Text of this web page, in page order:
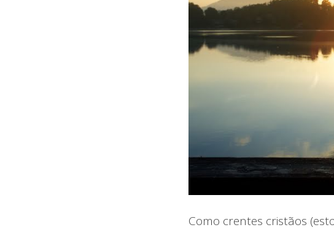
Como crentes cristãos